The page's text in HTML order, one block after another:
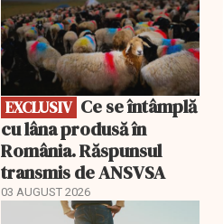
EXCLUSIV
cu lâna produsă în
România. Răspunsul
transmis de ANSVSA
03 AUGUST 2026